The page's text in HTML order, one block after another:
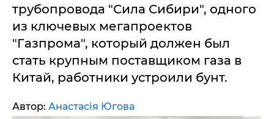
трубопровода "Сила Сибири", одного
из ключевых мегапроектов
"Газпрома", который должен был
стать крупным поставщиком газа в
Китай, работники устроили бунт.
Автор: Анастасія Югова